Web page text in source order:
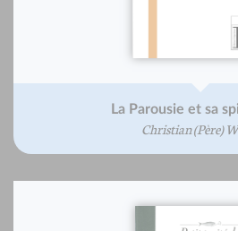
La Parousie et sa
Christian (Père)